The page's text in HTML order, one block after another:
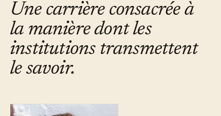
Une carrière consacrée à
la manière dont les
institutions transmettent
le savoir.